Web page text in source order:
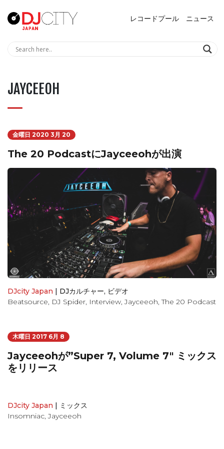
レコードプール ニュース
JAYCEEOH
金曜日 2020 3月 20
The 20 PodcastにJayceeohが出演
DJcity Japan | DJカルチャー, ビデオ
Beatsource, DJ Spider, Interview, Jayceeoh, The 20 Podcast
木曜日 2017 6月 8
Jayceeohが”Super 7, Volume 7″ ミックス
をリリース
DJcity Japan | ミックス
Insomniac, Jayceeoh